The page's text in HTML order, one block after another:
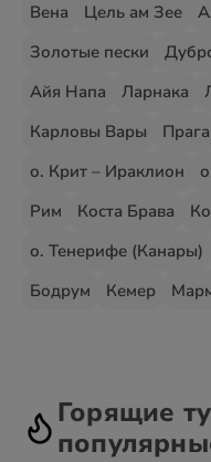
Вена
Цель ам Зее
Золотые пески
Айя Напа
Ларнака
Карловы Вары
Прага
о. Крит – Ираклион
Рим
Коста Брава
о. Тенерифе (Канары)
Бодрум
Кемер
Горящие